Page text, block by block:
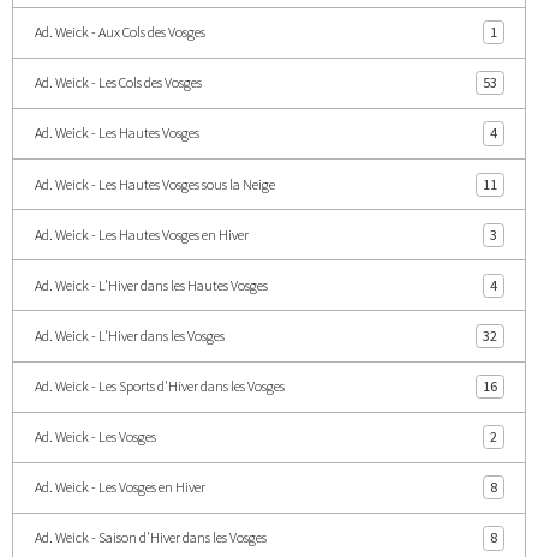
Ad. Weick - Aux Cols des Vosges 1
Ad. Weick - Les Cols des Vosges 53
Ad. Weick - Les Hautes Vosges 4
Ad. Weick - Les Hautes Vosges sous la Neige 11
Ad. Weick - Les Hautes Vosges en Hiver 3
Ad. Weick - L'Hiver dans les Hautes Vosges 4
Ad. Weick - L'Hiver dans les Vosges 32
Ad. Weick - Les Sports d'Hiver dans les Vosges 16
Ad. Weick - Les Vosges 2
Ad. Weick - Les Vosges en Hiver 8
Ad. Weick - Saison d'Hiver dans les Vosges 8